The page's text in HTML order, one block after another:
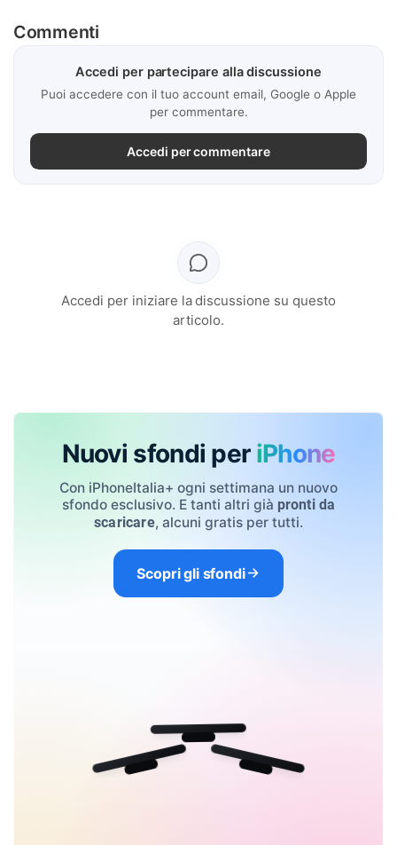
Commenti
Accedi per partecipare alla discussione
Puoi accedere con il tuo account email, Google o Apple
per commentare.
Accedi per commentare
Accedi per iniziare la discussione su questo
articolo.
Nuovi sfondi per iPhone
Con iPhoneItalia+ ogni settimana un nuovo
sfondo esclusivo. E tanti altri già pronti da
scaricare, alcuni gratis per tutti.
Scopri gli sfondi